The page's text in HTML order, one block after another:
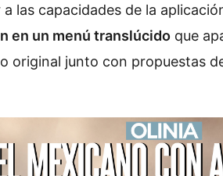
a las capacidades de la
en un menú translúcido que
original junto con propuestas